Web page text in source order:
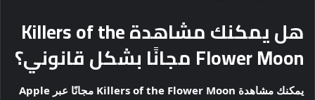
هل يمكنك مشاهدة Killers of the
Flower Moon مجانًا بشكل قانوني؟
يمكنك مشاهدة Killers of the Flower Moon مجانًا عبر Apple